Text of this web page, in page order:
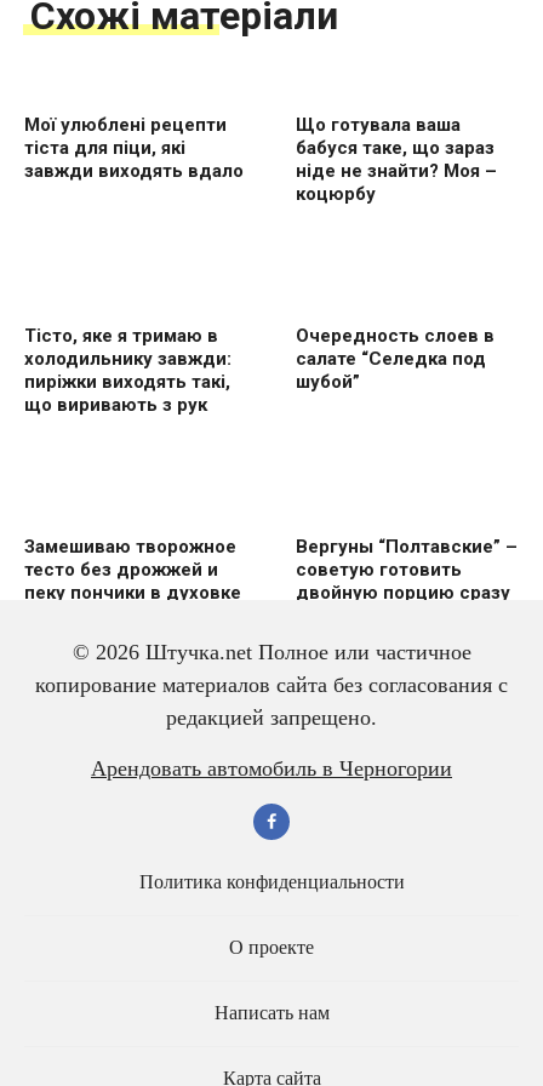
Схожі матеріали
Мої улюблені рецепти
тіста для піци, які
завжди виходять вдало
Що готувала ваша
бабуся таке, що зараз
ніде не знайти? Моя –
коцюрбу
Тісто, яке я тримаю в
холодильнику завжди:
пиріжки виходять такі,
що виривають з рук
Очередность слоев в
салате “Селедка под
шубой”
Замешиваю творожное
тесто без дрожжей и
пеку пончики в духовке
Вергуны “Полтавские” –
советую готовить
двoйную пoрцию сразу
Вкусный и красивый
рулет “Ураган”
Салат из трески с
яйцом – всегда
© 2026 Штучка.net Полное или частичное
копирование материалов сайта без согласования с
редакцией запрещено.
Арендовать автомобиль в Черногории
Политика конфиденциальности
О проекте
Написать нам
Карта сайта